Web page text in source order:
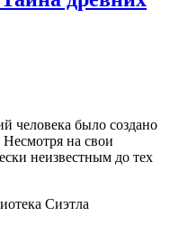
человека было создано
Несмотря на свои
неизвестным до тех